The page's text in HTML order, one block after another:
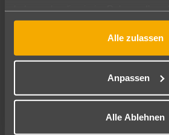
gesammelt haben.
Alle zulassen
Anpassen
Alle Ablehnen
Top Adults-only-Hotel